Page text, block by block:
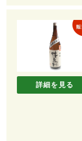
詳細を見る